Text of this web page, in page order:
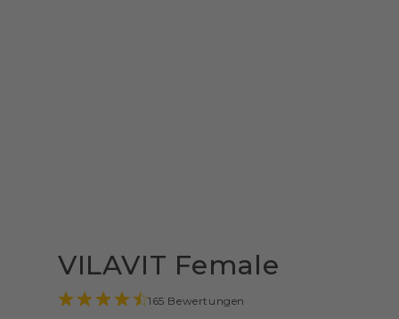
VILAVIT Female
165 Bewertungen